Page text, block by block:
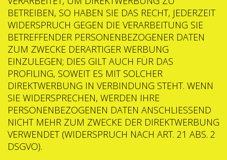
BETREIBEN, SO HABEN SIE DAS RECHT, JEDERZEIT
WIDERSPRUCH GEGEN DIE VERARBEITUNG SIE
BETREFFENDER PERSONENBEZOGENER DATEN
ZUM ZWECKE DERARTIGER WERBUNG
EINZULEGEN; DIES GILT AUCH FÜR DAS
PROFILING, SOWEIT ES MIT SOLCHER
DIREKTWERBUNG IN VERBINDUNG STEHT. WENN
SIE WIDERSPRECHEN, WERDEN IHRE
PERSONENBEZOGENEN DATEN ANSCHLIESSEND
NICHT MEHR ZUM ZWECKE DER DIREKTWERBUNG
VERWENDET (WIDERSPRUCH NACH ART. 21 ABS. 2
DSGVO).